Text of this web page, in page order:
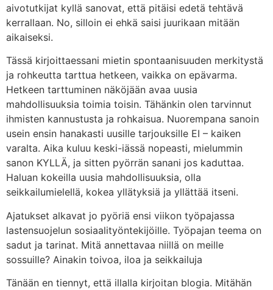
aivotutkijat kyllä sanovat, että pitäisi edetä tehtävä
kerrallaan. No, silloin ei ehkä saisi juurikaan mitään
aikaiseksi.
Tässä kirjoittaessani mietin spontaanisuuden merkitystä
ja rohkeutta tarttua hetkeen, vaikka on epävarma.
Hetkeen tarttuminen näköjään avaa uusia
mahdollisuuksia toimia toisin. Tähänkin olen tarvinnut
ihmisten kannustusta ja rohkaisua. Nuorempana sanoin
usein ensin hanakasti uusille tarjouksille EI – kaiken
varalta. Aika kuluu keski-iässä nopeasti, mielummin
sanon KYLLÄ, ja sitten pyörrän sanani jos kaduttaa.
Haluan kokeilla uusia mahdollisuuksia, olla
seikkailumielellä, kokea yllätyksiä ja yllättää itseni.
Ajatukset alkavat jo pyöriä ensi viikon työpajassa
lastensuojelun sosiaalityöntekijöille. Työpajan teema on
sadut ja tarinat. Mitä annettavaa niillä on meille
sossuille? Ainakin toivoa, iloa ja seikkailuja
Tänään en tiennyt, että illalla kirjoitan blogia. Mitähän